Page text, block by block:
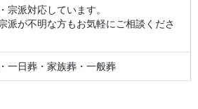
宗派対応しています。
派が不明な方もお気軽にご相談くださ
一日葬・家族葬・一般葬